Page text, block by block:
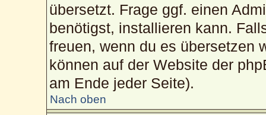
übersetzt. Frage ggf. einen
benötigst, installieren kann.
freuen, wenn du es übersetzen
können auf der Website der
am Ende jeder Seite).
Nach oben